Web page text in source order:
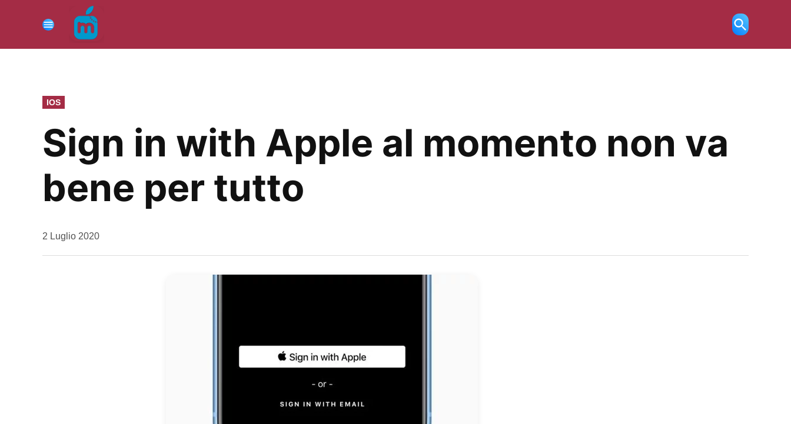
contenuto
Menu
Ricerca
aperta
PUBBLICATO
IN
IOS
Sign in with Apple al momento non va
bene per tutto
da
2 Luglio 2020